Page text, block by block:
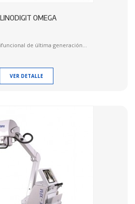
OMEGA
de última generación...
VER DETALLE